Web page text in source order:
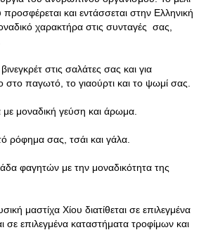
και εντάσσεται στην Ελληνική
χαρακτήρα στις συνταγές σας,
στις σαλάτες σας και για
στο παγωτό, το γιαούρτι και το ψωμί σας.
μοναδική γεύση και άρωμα.
ρόφημα σας, τσάι και γάλα.
φαγητών με την μοναδικότητα της
μαστίχα Χίου διατίθεται σε επιλεγμένα
επιλεγμένα καταστήματα τροφίμων και